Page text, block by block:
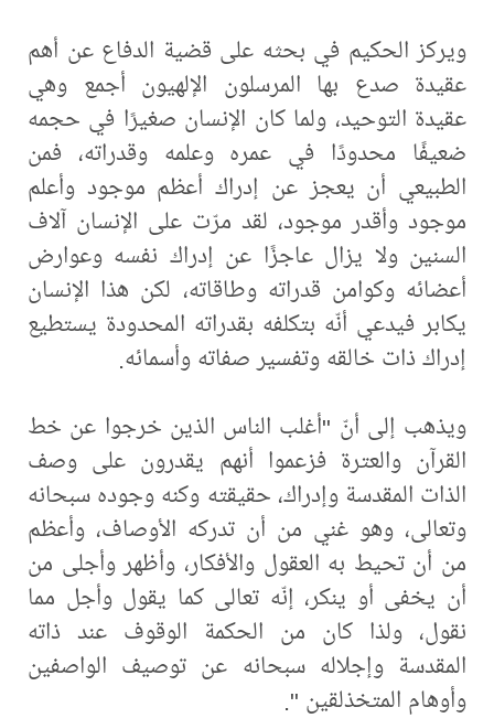
ويركز الحكيم في بحثه على قضية الدفاع عن أهم
عقيدة صدع بها المرسلون الإلهيون أجمع وهي
عقيدة التوحيد، ولما كان الإنسان صغيرًا في حجمه
ضعيفًا محدودًا في عمره وعلمه وقدراته، فمن
الطبيعي أن يعجز عن إدراك أعظم موجود وأعلم
موجود وأقدر موجود، لقد مرّت على الإنسان آلاف
السنين ولا يزال عاجزًا عن إدراك نفسه وعوارض
أعضائه وكوامن قدراته وطاقاته، لكن هذا الإنسان
يكابر فيدعي أنّه بتكلفه بقدراته المحدودة يستطيع
إدراك ذات خالقه وتفسير صفاته وأسمائه.
ويذهب إلى أنّ "أغلب الناس الذين خرجوا عن خط
القرآن والعترة فزعموا أنهم يقدرون على وصف
الذات المقدسة وإدراك، حقيقته وكنه وجوده سبحانه
وتعالى، وهو غني من أن تدركه الأوصاف، وأعظم
من أن تحيط به العقول والأفكار، وأظهر وأجلى من
أن يخفى أو ينكر، إنّه تعالى كما يقول وأجل مما
نقول، ولذا كان من الحكمة الوقوف عند ذاته
المقدسة وإجلاله سبحانه عن توصيف الواصفين
وأوهام المتخذلقين ".